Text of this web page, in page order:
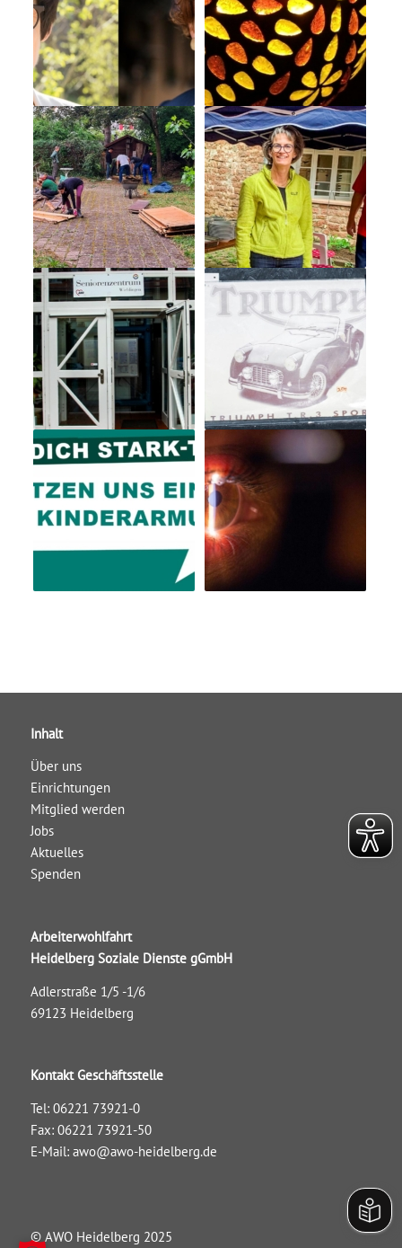
Inhalt
Über uns
Einrichtungen
Mitglied werden
Jobs
Aktuelles
Spenden
Arbeiterwohlfahrt
Heidelberg Soziale Dienste gGmbH
Adlerstraße 1/5 -1/6
69123 Heidelberg
Kontakt Geschäftsstelle
Tel: 06221 73921-0
Fax: 06221 73921-50
E-Mail: awo@awo-heidelberg.de
© AWO Heidelberg 2025